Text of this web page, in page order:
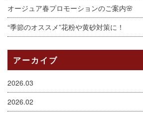
オージュア春プロモーションのご案内🌸
“季節のオススメ”花粉や黄砂対策に！
アーカイブ
2026.03
2026.02